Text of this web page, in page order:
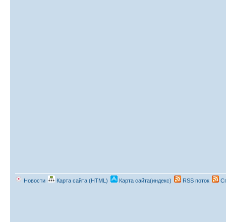
Новости Карта сайта (HTML) Карта сайта(индекс) RSS поток